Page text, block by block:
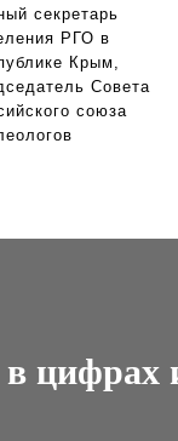
секретарь
РГО в
Крым,
Совета
союза
цифрах